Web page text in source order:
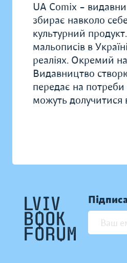
UA Comix –
збирає навколо
культурний
мальописів в
реаліях. Окремий
Видавництво
передає на потреби
можуть долучитися